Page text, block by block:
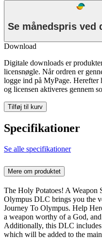
Se månedspris ved
Download
Digitale downloads er
licensnøgle. Når ordren er
logge ind på MyPage. Herefter
og licensen aktiveres gennem
Tilføj til kurv
Specifikationer
Se alle specifikationer
Mere om produktet
The Holy Potatoes! A Weapon
Olympus DLC brings you the
Journey To Olympus. Help
a weapon worthy of a God,
Additionally, this DLC
which will be added to the